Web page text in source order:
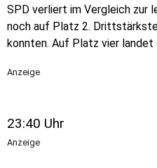
SPD verliert im Vergleich zur
noch auf Platz 2.
konnten. Auf Platz vier
Anzeige
23:40 Uhr
Anzeige